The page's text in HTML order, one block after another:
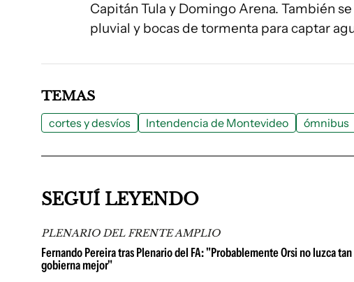
Capitán Tula y Domingo Arena. También
pluvial y bocas de tormenta para captar
TEMAS
cortes y desvíos Intendencia de Montevideo ómnibus
SEGUÍ LEYENDO
PLENARIO DEL FRENTE AMPLIO
Fernando Pereira tras Plenario del FA: "Probablemente Orsi no luzca
gobierna mejor"